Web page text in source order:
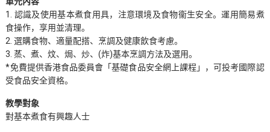
1. 認識及使用基本煮食用具，注意環境及食物衞生安全。運用簡易煮
食操作，享用並清理。
2. 選購食物、適量配搭、烹調及健康飲食考慮。
3. 蒸、煮、炆、焗、炒、(炸)基本烹調方法及選用。
*免費提供香港食品委員會「基礎食品安全網上課程」，可投考國際認
受食品安全資格。
教學對象
對基本煮食有興趣人士